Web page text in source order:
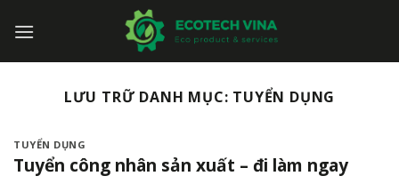
đến
LƯU TRỮ DANH MỤC: TUYỂN DỤNG
TUYỂN DỤNG
Tuyển công nhân sản xuất – đi làm ngay